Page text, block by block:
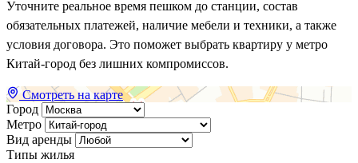
Уточните реальное время пешком до станции, состав
обязательных платежей, наличие мебели и техники, а также
условия договора. Это поможет выбрать квартиру у метро
Китай-город без лишних компромиссов.
Смотреть на карте
Город
Метро
Вид аренды
Типы жилья